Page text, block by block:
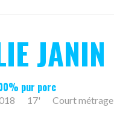
JANIN
pur porc
17' Court métrage